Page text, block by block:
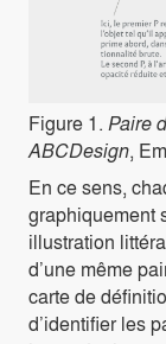
Figure 1. Paire
ABCDesign,
En ce sens,
graphiquement
illustration
d’une même
carte de
d’identifier les